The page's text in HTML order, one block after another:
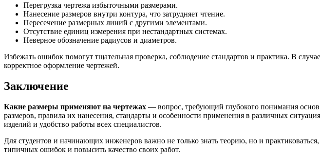
Перегрузка чертежа избыточными размерами.
Нанесение размеров внутри контура, что затрудняет чтение.
Пересечение размерных линий с другими элементами.
Отсутствие единиц измерения при нестандартных системах.
Неверное обозначение радиусов и диаметров.
Избежать ошибок помогут тщательная проверка, соблюдение стандартов и практика. В
корректное оформление чертежей.
Заключение
Какие размеры применяют на чертежах — вопрос, требующий глубокого понимания
размеров, правила их нанесения, стандарты и особенности применения в различных
изделий и удобство работы всех специалистов.
Для студентов и начинающих инженеров важно не только знать теорию, но и
типичных ошибок и повысить качество своих работ.